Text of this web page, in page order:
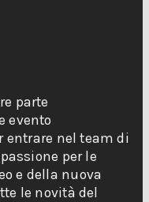
parte
evento
entrare nel team di
per le
e della nuova
le novità del